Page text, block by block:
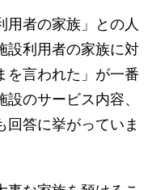
用者の家族」との人
設利用者の家族に対
を言われた」が一番
のサービス内容、
回答に挙がっていま